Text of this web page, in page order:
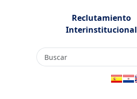
Reclutamiento
Interinstitucional